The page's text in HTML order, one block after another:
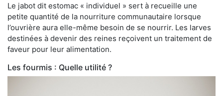
Le jabot dit estomac « individuel » sert à recueille une
petite quantité de la nourriture communautaire lorsque
l’ouvrière aura elle-même besoin de se nourrir. Les larves
destinées à devenir des reines reçoivent un traitement de
faveur pour leur alimentation.
Les fourmis : Quelle utilité ?